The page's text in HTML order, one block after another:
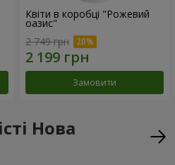
Квіти в коробці "Рожевий
оазис"
2 749 грн
Замовити
Нова